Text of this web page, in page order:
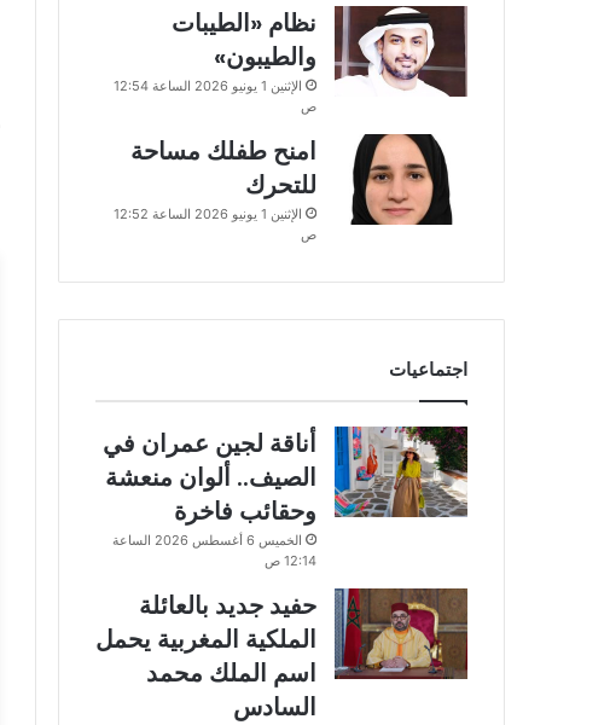
نظام «الطيبات
والطيبون»
الإثنين 1 يونيو 2026 الساعة 12:54
ص
امنح طفلك مساحة
للتحرك
الإثنين 1 يونيو 2026 الساعة 12:52
ص
اجتماعيات
أناقة لجين عمران في
الصيف.. ألوان منعشة
وحقائب فاخرة
الخميس 6 أغسطس 2026 الساعة
12:14 ص
حفيد جديد بالعائلة
الملكية المغربية يحمل
اسم الملك محمد
السادس